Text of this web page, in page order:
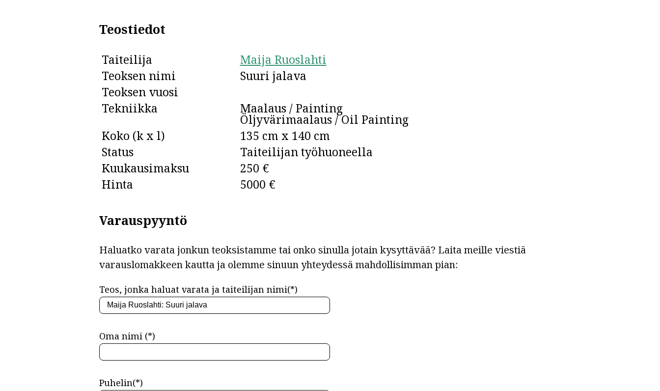
Teostiedot
Taiteilija
Maija Ruoslahti
Teoksen nimi
Suuri jalava
Teoksen vuosi
Tekniikka
Maalaus / Painting
Öljyvärimaalaus / Oil Painting
Koko (k x l)
135 cm x 140 cm
Status
Taiteilijan työhuoneella
Kuukausimaksu
250 €
Hinta
5000 €
Varauspyyntö
Haluatko varata jonkun teoksistamme tai onko sinulla jotain kysyttävää? Laita meille viestiä
varauslomakkeen kautta ja olemme sinuun yhteydessä mahdollisimman pian:
Teos, jonka haluat varata ja taiteilijan nimi(*)
Oma nimi (*)
Puhelin(*)